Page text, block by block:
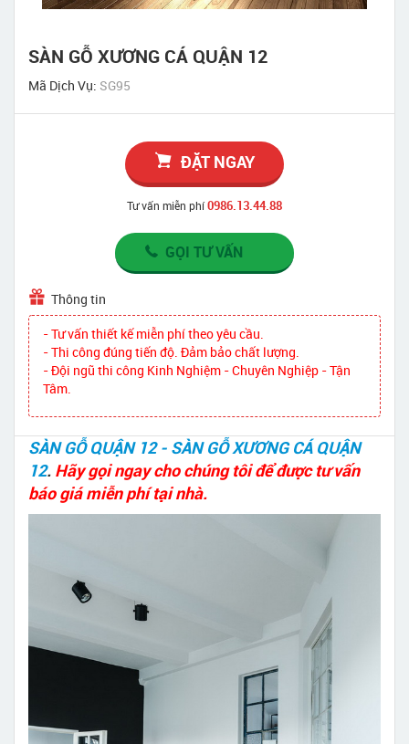
SÀN GỖ XƯƠNG CÁ QUẬN 12
Mã Dịch Vụ: SG95
ĐẶT NGAY
Tư vấn miễn phí0986.13.44.88
GỌI TƯ VẤN
Thông tin
- Tư vấn thiết kế miễn phí theo yêu cầu.
- Thi công đúng tiến độ. Đảm bảo chất lượng.
- Đội ngũ thi công Kinh Nghiệm - Chuyên Nghiệp - Tận
Tâm.
SÀN GỖ QUẬN 12 - SÀN GỖ XƯƠNG CÁ QUẬN
12. Hãy gọi ngay cho chúng tôi để được tư vấn
báo giá miễn phí tại nhà.